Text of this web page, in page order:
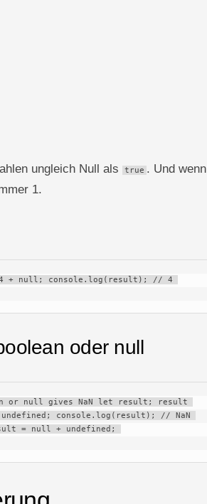
ungleich Null als true . Und wenn
1.
+ null; console.log(result); // 4
oder null
or null gives NaN let result; result
console.log(result); // NaN
= null + undefined;